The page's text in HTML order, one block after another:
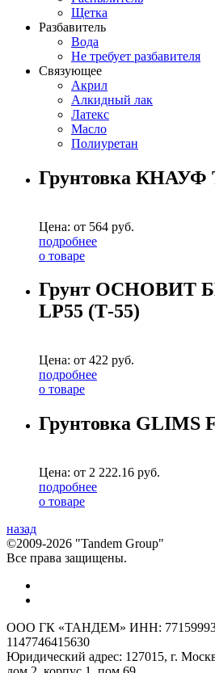
Щетка
Разбавитель
Вода
Не требует разбавителя
Связующее
Акрил
Алкидный лак
Латекс
Масло
Полиуретан
Грунтовка КНАУФ
Цена: от 564 руб.
подробнее
о товаре
Грунт ОСНОВИТ
LP55 (Т-55)
Цена: от 422 руб.
подробнее
о товаре
Грунтовка GLIMS
Цена: от 2 222.16 руб.
подробнее
о товаре
назад
©2009-2026 "Tandem Group"
Все права защищены.
ООО ГК «ТАНДЕМ» ИНН:
1147746415630
Юридический адрес: 127015, г.